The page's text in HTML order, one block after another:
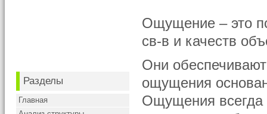
Разделы
Главная
Ощущение – это
св-в и качеств
Они
ощущения
Ощущения всегда